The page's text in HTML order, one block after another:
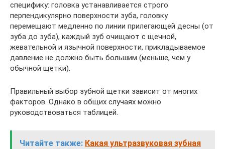
специфику: головка устанавливается строго
перпендикулярно поверхности зуба, головку
перемещают медленно по линии прилегающей десны (от
зуба до зуба), каждый зуб очищают с щечной,
жевательной и язычной поверхности, прикладываемое
давление не должно быть большим (меньше, чем у
обычной щетки).
Правильный выбор зубной щетки зависит от многих
факторов. Однако в общих случаях можно
руководствоваться таблицей.
Читайте также: Какая ультразвуковая зубная